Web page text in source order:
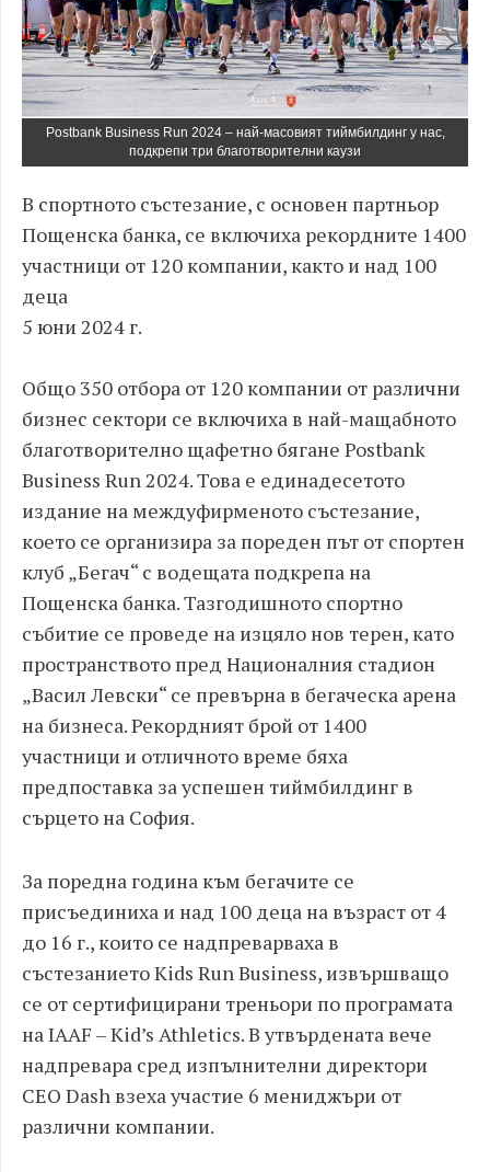
Postbank Business Run 2024 – най-масовият тиймбилдинг у нас,
подкрепи три благотворителни каузи
В спортното състезание, с основен партньор
Пощенска банка, се включиха рекордните 1400
участници от 120 компании, както и над 100
деца
5 юни 2024 г.
Общо 350 отбора от 120 компании от различни
бизнес сектори се включиха в най-мащабното
благотворително щафетно бягане Postbank
Business Run 2024. Това е единадесетото
издание на междуфирменото състезание,
което се организира за пореден път от спортен
клуб „Бегач“ с водещата подкрепа на
Пощенска банка. Тазгодишното спортно
събитие се проведе на изцяло нов терен, като
пространството пред Националния стадион
„Васил Левски“ се превърна в бегаческа арена
на бизнеса. Рекордният брой от 1400
участници и отличното време бяха
предпоставка за успешен тиймбилдинг в
сърцето на София.
За поредна година към бегачите се
присъединиха и над 100 деца на възраст от 4
до 16 г., които се надпреварваха в
състезанието Kids Run Business, извършващо
се от сертифицирани треньори по програмата
на IAAF – Kid’s Athletics. В утвърдената вече
надпревара сред изпълнителни директори
CEO Dash взеха участие 6 мениджъри от
различни компании.